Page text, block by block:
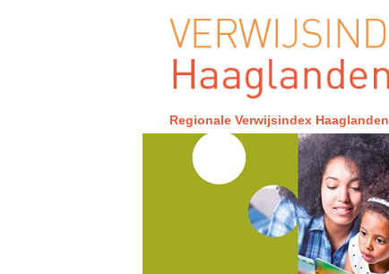
Regionale Verwijsindex Haaglanden